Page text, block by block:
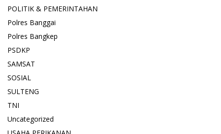
POLITIK & PEMERINTAHAN
Polres Banggai
Polres Bangkep
PSDKP
SAMSAT
SOSIAL
SULTENG
TNI
Uncategorized